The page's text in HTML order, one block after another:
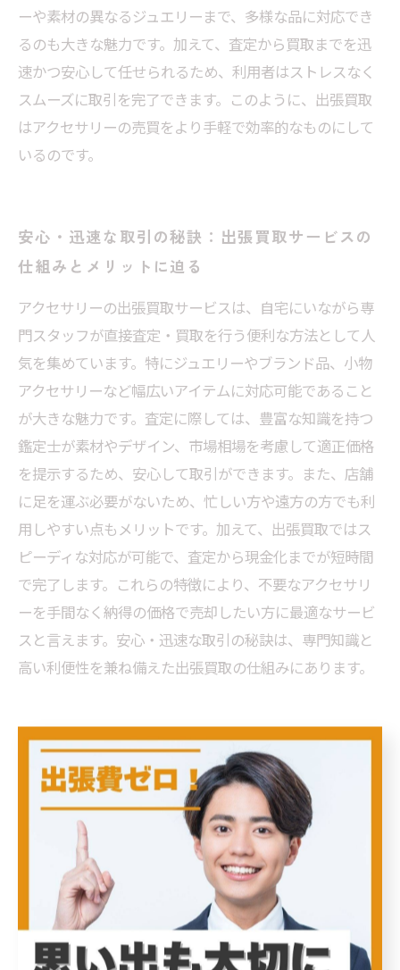
ーや素材の異なるジュエリーまで、多様な品に対応でき
るのも大きな魅力です。加えて、査定から買取までを迅
速かつ安心して任せられるため、利用者はストレスなく
スムーズに取引を完了できます。このように、出張買取
はアクセサリーの売買をより手軽で効率的なものにして
いるのです。
安心・迅速な取引の秘訣：出張買取サービスの
仕組みとメリットに迫る
アクセサリーの出張買取サービスは、自宅にいながら専
門スタッフが直接査定・買取を行う便利な方法として人
気を集めています。特にジュエリーやブランド品、小物
アクセサリーなど幅広いアイテムに対応可能であること
が大きな魅力です。査定に際しては、豊富な知識を持つ
鑑定士が素材やデザイン、市場相場を考慮して適正価格
を提示するため、安心して取引ができます。また、店舗
に足を運ぶ必要がないため、忙しい方や遠方の方でも利
用しやすい点もメリットです。加えて、出張買取ではス
ピーディな対応が可能で、査定から現金化までが短時間
で完了します。これらの特徴により、不要なアクセサリ
ーを手間なく納得の価格で売却したい方に最適なサービ
スと言えます。安心・迅速な取引の秘訣は、専門知識と
高い利便性を兼ね備えた出張買取の仕組みにあります。
ユーザーの声から見る！出張買取で実感できる
アクセサリー買取の新しいカタチ
アクセサリーの出張買取サービスは、多様なデザインや
素材の品物を自宅で手軽に査定・買取できる点で、多く
の利用者から高い評価を得ています。ジュエリーやブラ
ンド品からカジュアルな小物まで幅広く対応できるた
め、価値あるアイテムを逃さず適正価格で取引可能で
す。ユーザーからは、「店舗に持ち込む手間が省ける」